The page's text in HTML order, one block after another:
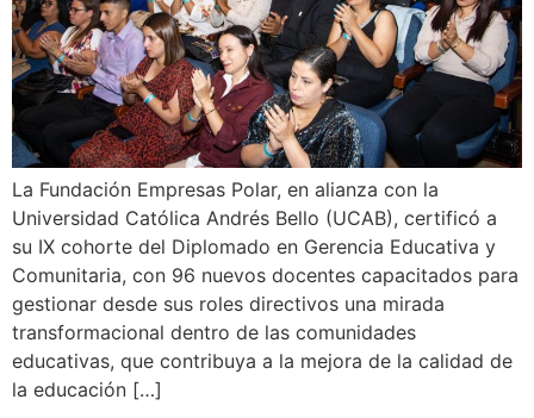
La Fundación Empresas Polar, en alianza con la
Universidad Católica Andrés Bello (UCAB), certificó a
su IX cohorte del Diplomado en Gerencia Educativa y
Comunitaria, con 96 nuevos docentes capacitados para
gestionar desde sus roles directivos una mirada
transformacional dentro de las comunidades
educativas, que contribuya a la mejora de la calidad de
la educación […]